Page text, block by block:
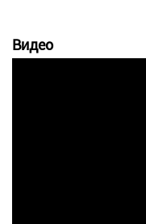
Видео